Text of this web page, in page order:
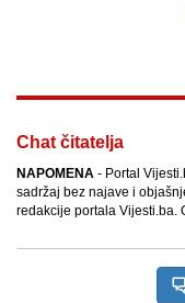
Chat čitatelja
NAPOMENA - Portal
sadržaj bez najave i
redakcije portala Vijesti.ba.